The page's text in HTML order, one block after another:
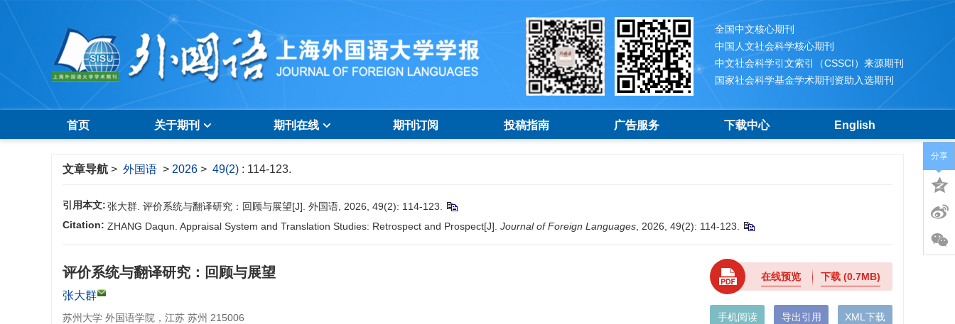
全国中文核心期刊
中国人文社会科学核心期刊
中文社会科学引文索引（CSSCI）来源期刊
国家社会科学基金学术期刊资助入选期刊
首页 关于期刊 期刊在线 期刊订阅 投稿指南 广告服务 下载中心 English
文章导航 > 外国语 > 2026 > 49(2) : 114-123.
引用本文:张大群. 评价系统与翻译研究：回顾与展望[J]. 外国语, 2026, 49(2): 114-123.
Citation: ZHANG Daqun. Appraisal System and Translation Studies: Retrospect and Prospect[J]. Journal of Foreign Languages , 2026, 49(2): 114-123.
评价系统与翻译研究：回顾与展望
张大群
苏州大学 外国语学院，江苏 苏州 215006
在线预览 下载(0.7MB)
手机阅读 导出引用 XML下载
分享